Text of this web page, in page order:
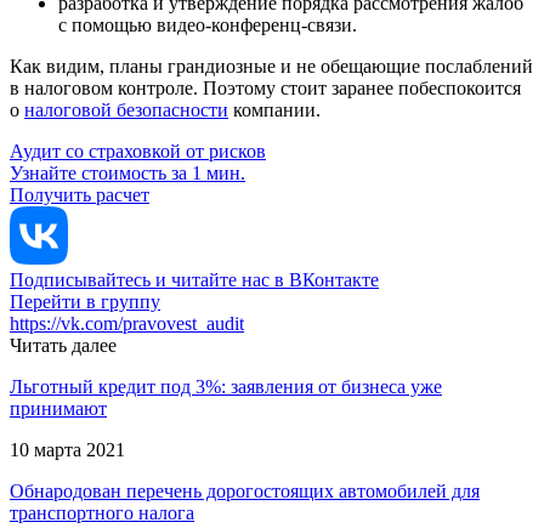
с помощью видео-конференц-связи.
Как видим, планы грандиозные и не обещающие послаблений
в налоговом контроле. Поэтому стоит заранее побеспокоится
о налоговой безопасности компании.
Аудит со страховкой от рисков
Узнайте стоимость за 1 мин.
Получить расчет
Подписывайтесь и читайте нас в ВКонтакте
Перейти в группу
https://vk.com/pravovest_audit
Читать далее
Льготный кредит под 3%: заявления от бизнеса уже
принимают
10 марта 2021
Обнародован перечень дорогостоящих автомобилей для
транспортного налога